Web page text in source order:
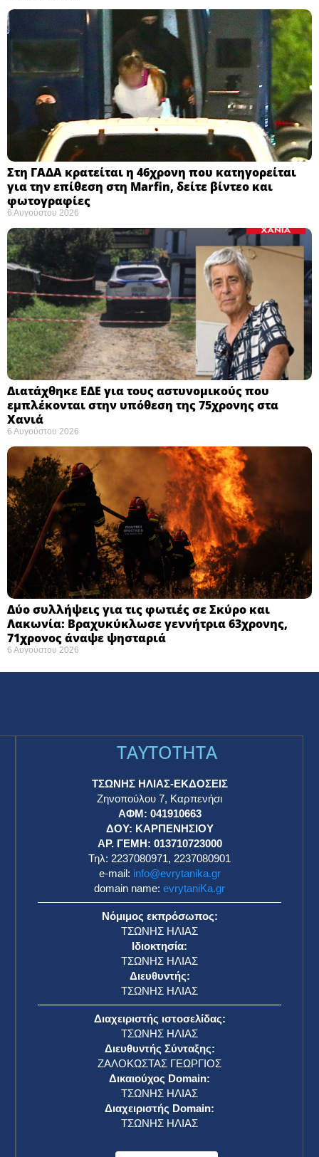
Στη ΓΑΔΑ κρατείται η 46χρονη που κατηγορείται
για την επίθεση στη Marfin, δείτε βίντεο και
φωτογραφίες
6 Αυγούστου 2026
Διατάχθηκε ΕΔΕ για τους αστυνομικούς που
εμπλέκονται στην υπόθεση της 75χρονης στα
Χανιά
6 Αυγούστου 2026
Δύο συλλήψεις για τις φωτιές σε Σκύρο και
Λακωνία: Βραχυκύκλωσε γεννήτρια 63χρονης,
71χρονος άναψε ψησταριά
6 Αυγούστου 2026
TAYTOTHTA
ΤΣΩΝΗΣ ΗΛΙΑΣ-ΕΚΔΟΣΕΙΣ
Ζηνοπούλου 7, Καρπενήσι
ΑΦΜ: 041910663
ΔΟΥ: ΚΑΡΠΕΝΗΣΙΟΥ
ΑΡ. ΓΕΜΗ: 013710723000
Τηλ: 2237080971, 2237080901
e-mail: info@evrytanika.gr
domain name: evrytaniKa.gr
Νόμιμος εκπρόσωπος:
ΤΣΩΝΗΣ ΗΛΙΑΣ
Ιδιοκτησία:
ΤΣΩΝΗΣ ΗΛΙΑΣ
Διευθυντής:
ΤΣΩΝΗΣ ΗΛΙΑΣ
Διαχειριστής ιστοσελίδας:
ΤΣΩΝΗΣ ΗΛΙΑΣ
Διευθυντής Σύνταξης:
ΖΑΛΟΚΩΣΤΑΣ ΓΕΩΡΓΙΟΣ
Δικαιούχος Domain:
ΤΣΩΝΗΣ ΗΛΙΑΣ
Διαχειριστής Domain:
ΤΣΩΝΗΣ ΗΛΙΑΣ